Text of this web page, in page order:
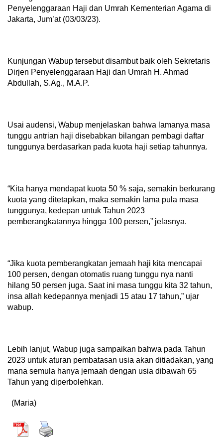
Penyelenggaraan Haji dan Umrah Kementerian Agama di
Jakarta, Jum’at (03/03/23).
Kunjungan Wabup tersebut disambut baik oleh Sekretaris
Dirjen Penyelenggaraan Haji dan Umrah H. Ahmad
Abdullah, S.Ag., M.A.P.
Usai audensi, Wabup menjelaskan bahwa lamanya masa
tunggu antrian haji disebabkan bilangan pembagi daftar
tunggunya berdasarkan pada kuota haji setiap tahunnya.
“Kita hanya mendapat kuota 50 % saja, semakin berkurang
kuota yang ditetapkan, maka semakin lama pula masa
tunggunya, kedepan untuk Tahun 2023
pemberangkatannya hingga 100 persen,” jelasnya.
“Jika kuota pemberangkatan jemaah haji kita mencapai
100 persen, dengan otomatis ruang tunggu nya nanti
hilang 50 persen juga. Saat ini masa tunggu kita 32 tahun,
insa allah kedepannya menjadi 15 atau 17 tahun,” ujar
wabup.
Lebih lanjut, Wabup juga sampaikan bahwa pada Tahun
2023 untuk aturan pembatasan usia akan ditiadakan, yang
mana semula hanya jemaah dengan usia dibawah 65
Tahun yang diperbolehkan.
(Maria)